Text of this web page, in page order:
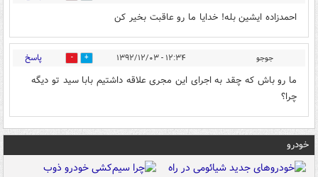
احمدزاده ایشین بله! خدایا ما رو عاقبت بخیر کن
جوجو ۱۲:۳۴ - ۱۳۹۲/۱۲/۰۳ 0 پاسخ
ما رو باش که چقد به اجرای این مجری علاقه داشتیم بابا سید تو دیگه
چرا؟
خودرو